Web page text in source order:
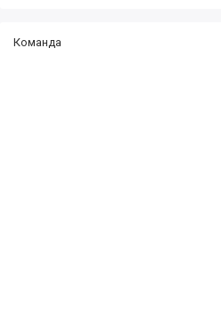
Команда